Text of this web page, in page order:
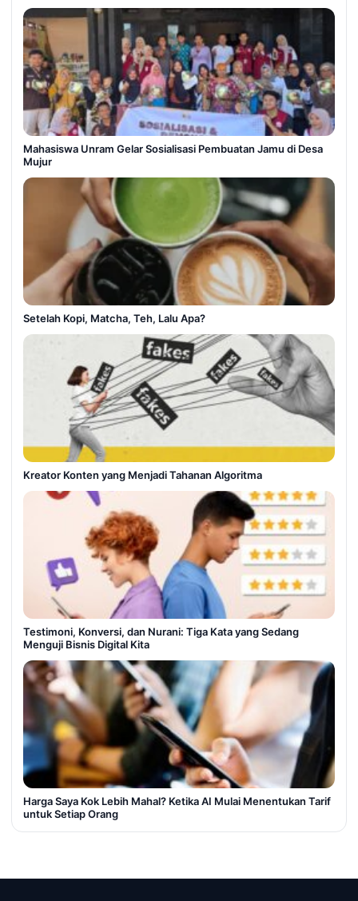
Mahasiswa Unram Gelar Sosialisasi Pembuatan Jamu di Desa
Mujur
Setelah Kopi, Matcha, Teh, Lalu Apa?
Kreator Konten yang Menjadi Tahanan Algoritma
Testimoni, Konversi, dan Nurani: Tiga Kata yang Sedang
Menguji Bisnis Digital Kita
Harga Saya Kok Lebih Mahal? Ketika AI Mulai Menentukan Tarif
untuk Setiap Orang